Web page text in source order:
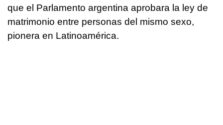
que el Parlamento argentina aprobara la ley de
matrimonio entre personas del mismo sexo,
pionera en Latinoamérica.